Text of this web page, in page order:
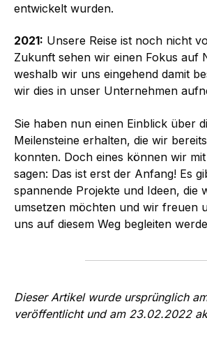
entwickelt wurden.
2021: Unsere Reise ist noch nicht
Zukunft sehen wir einen Fokus auf
weshalb wir uns eingehend damit
wir dies in unser Unternehmen
Sie haben nun einen Einblick über
Meilensteine erhalten, die wir
konnten. Doch eines können wir
sagen: Das ist erst der Anfang! Es
spannende Projekte und Ideen, die
umsetzen möchten und wir freuen
uns auf diesem Weg begleiten
Dieser Artikel wurde ursprünglich
veröffentlicht und am 23.02.2022